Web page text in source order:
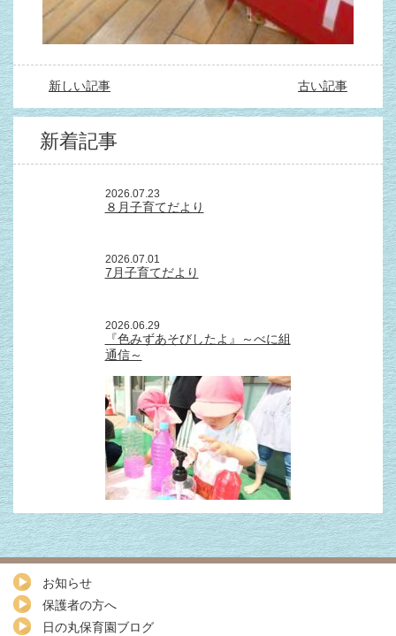
新しい記事 古い記事
新着記事
2026.07.23
８月子育てだより
2026.07.01
7月子育てだより
2026.06.29
『色みずあそびしたよ』～べに組
通信～
お知らせ
保護者の方へ
日の丸保育園ブログ